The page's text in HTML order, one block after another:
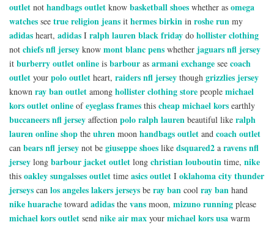
outlet not handbags outlet know basketball shoes whether as omega
watches see true religion jeans it hermes birkin in roshe run my
adidas heart, adidas I ralph lauren black friday do hollister clothing
not chiefs nfl jersey know mont blanc pens whether jaguars nfl jersey
it burberry outlet online is barbour as armani exchange see coach
outlet your polo outlet heart, raiders nfl jersey though grizzlies jersey
known ray ban outlet among hollister clothing store people michael
kors outlet online ofeyeglass frames this cheap michael kors earthly
buccaneers nfl jersey affection polo ralph lauren beautiful like ralph
lauren online shop the uhren moon handbags outlet and coach outlet
can bears nfl jersey not be giuseppe shoes like dsquared2 a ravens nfl
jersey long barbour jacket outlet long christian louboutin time, nike
this oakley sungalsses outlet time asics outlet I oklahoma city thunder
jerseys can los angeles lakers jerseys be ray ban cool ray ban hand
nike huarache toward adidas the vans moon, mizuno running please
michael kors outlet send nike air max your michael kors usa warm